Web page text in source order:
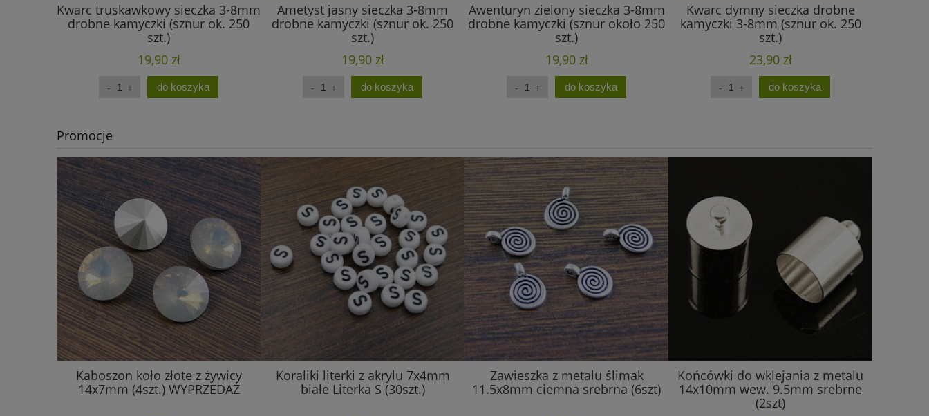
Kwarc truskawkowy sieczka 3-8mm
drobne kamyczki (sznur ok. 250
szt.)
19,90 zł
do koszyka
Ametyst jasny sieczka 3-8mm
drobne kamyczki (sznur ok. 250
szt.)
19,90 zł
do koszyka
Awenturyn zielony sieczka 3-8mm
drobne kamyczki (sznur około 250
szt.)
19,90 zł
do koszyka
Kwarc dymny sieczka drobne
kamyczki 3-8mm (sznur ok. 250
szt.)
23,90 zł
do koszyka
Promocje
Kaboszon koło złote z żywicy
14x7mm (4szt.) WYPRZEDAŻ
Koraliki literki z akrylu 7x4mm
białe Literka S (30szt.)
Zawieszka z metalu ślimak
11.5x8mm ciemna srebrna (6szt)
Końcówki do wklejania z metalu
14x10mm wew. 9.5mm srebrne
(2szt)